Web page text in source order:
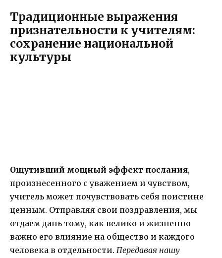
Традиционные выражения
признательности к учителям:
сохранение национальной
культуры
Ощутивший мощный эффект послания,
произнесенного с уважением и чувством,
учитель может почувствовать себя поистине
ценным. Отправляя свои поздравления, мы
отдаем дань тому, как велико и жизненно
важно его влияние на общество и каждого
человека в отдельности. Передавая нашу